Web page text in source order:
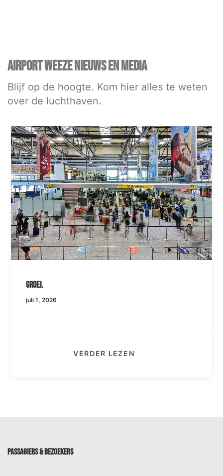
AIRPORT WEEZE NIEUWS EN MEDIA
Blijf op de hoogte. Kom hier alles te weten
over de luchthaven.
Groei.
juli 1, 2026
VERDER LEZEN
PASSAGIERS & BEZOEKERS